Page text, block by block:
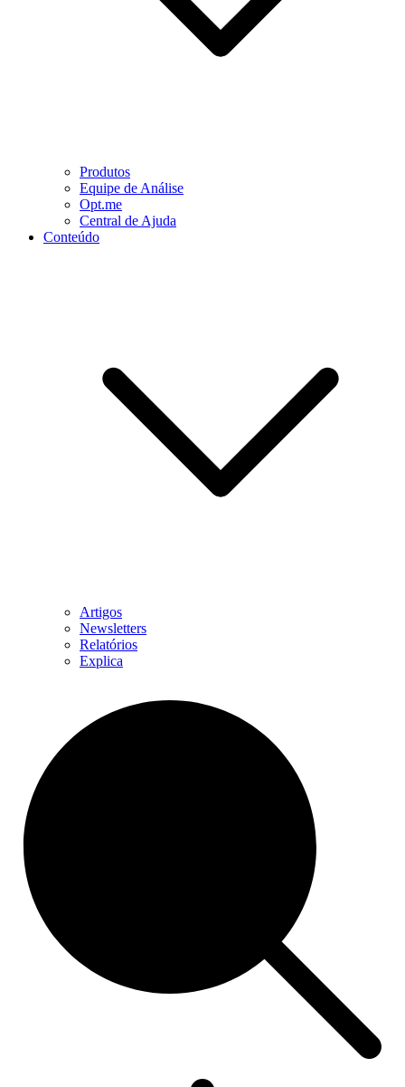
Produtos
Equipe de Análise
Opt.me
Central de Ajuda
Conteúdo
Artigos
Newsletters
Relatórios
Explica